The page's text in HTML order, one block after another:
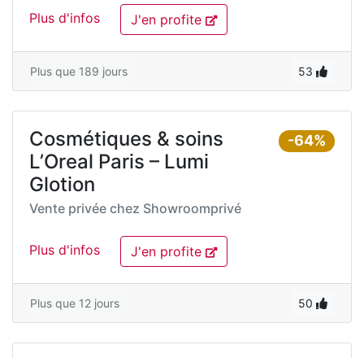
Plus d'infos J'en profite
Plus que 189 jours 53
-64%
Cosmétiques & soins
L’Oreal Paris – Lumi
Glotion
Vente privée chez Showroomprivé
Plus d'infos J'en profite
Plus que 12 jours 50